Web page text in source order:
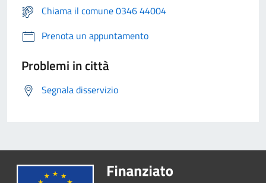
Chiama il comune 0346 44004
Prenota un appuntamento
Problemi in città
Segnala disservizio